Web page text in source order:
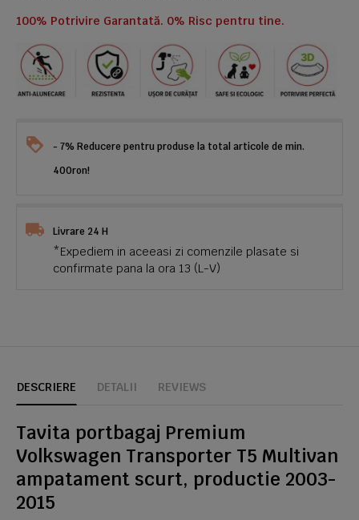
100% Potrivire Garantată. 0% Risc pentru tine.
- 7% Reducere pentru produse la total articole de min.
400ron!
Livrare 24 H
*Expediem in aceeasi zi comenzile plasate si
confirmate pana la ora 13 (L-V)
DESCRIERE DETALII REVIEWS
Tavita portbagaj Premium
Volkswagen Transporter T5 Multivan
ampatament scurt, productie 2003-
2015